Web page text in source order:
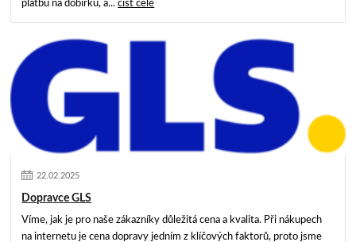
platbu na dobírku, a...číst celé
22.02.2025
Dopravce GLS
Víme, jak je pro naše zákazníky důležitá cena a kvalita. Při nákupech
na internetu je cena dopravy jedním z klíčových faktorů, proto jsme